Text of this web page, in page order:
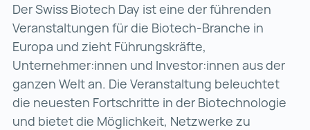
Der Swiss Biotech Day ist eine der führenden
Veranstaltungen für die Biotech-Branche in
Europa und zieht Führungskräfte,
Unternehmer:innen und Investor:innen aus der
ganzen Welt an. Die Veranstaltung beleuchtet
die neuesten Fortschritte in der Biotechnologie
und bietet die Möglichkeit, Netzwerke zu